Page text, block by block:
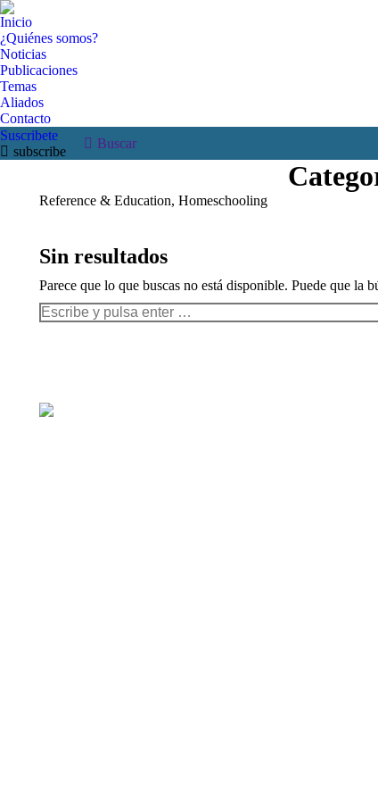
Inicio
¿Quiénes somos?
Noticias
Publicaciones
Temas
Aliados
Contacto
Suscribete
subscribe
Buscar:
Buscar
Reference & Education, Homeschooling
Sin resultados
Parece que lo que buscas no está disponible. Puede que la
Buscar: